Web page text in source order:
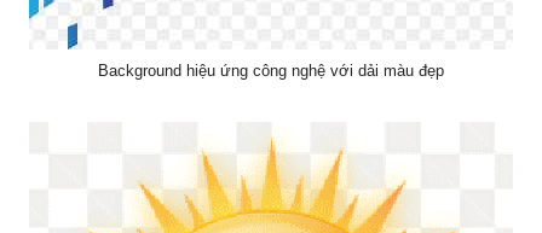
Background hiệu ứng công nghệ với dải màu đẹp